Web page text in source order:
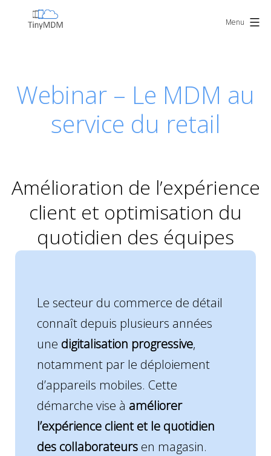
TinyMDM Menu
Webinar – Le MDM au
service du retail
Amélioration de l’expérience
client et optimisation du
quotidien des équipes
Le secteur du commerce de détail
connaît depuis plusieurs années
une digitalisation progressive,
notamment par le déploiement
d’appareils mobiles. Cette
démarche vise à améliorer
l’expérience client et le quotidien
des collaborateursen magasin.